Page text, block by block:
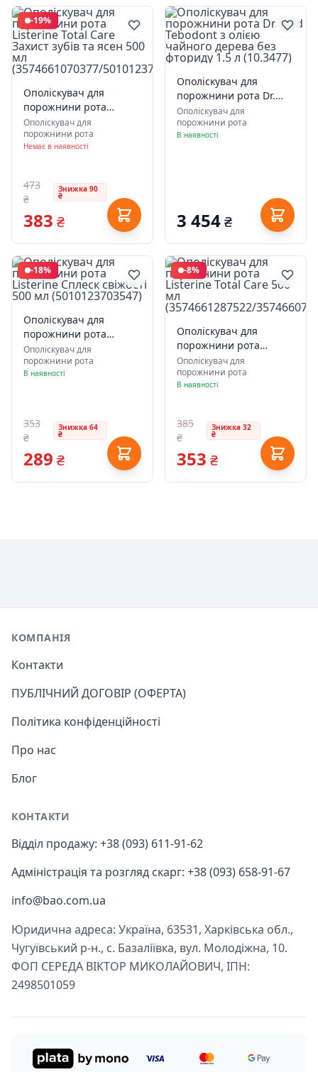
-19%
Ополіскувач для
порожнини рота
Listerine Total Care
Захист зубів та ясен
500 мл
Ополіскувач для
порожнини рота
Немає в наявності
473
₴
Знижка 90
₴
383 ₴
Ополіскувач для
порожнини рота Dr.
Wild Tebodont з олією
чайного дерева без
фториду 1.5 л (10.3477)
Ополіскувач для
порожнини рота
В наявності
3 454₴
-18%
Ополіскувач для
порожнини рота
Listerine Сплеск
свіжості 500 мл
(5010123703547)
Ополіскувач для
порожнини рота
В наявності
353
₴
Знижка 64
₴
289 ₴
-8%
Ополіскувач для
порожнини рота
Listerine Total Care 500
мл
(3574661287522/
Ополіскувач для
порожнини рота
В наявності
385
₴
Знижка 32
₴
353 ₴
Footer
КОМПАНІЯ
Контакти
ПУБЛІЧНИЙ ДОГОВІР (ОФЕРТА)
Політика конфіденційності
Про нас
Блог
КОНТАКТИ
Відділ продажу: +38 (093) 611-91-62
Адміністрація та розгляд скарг: +38 (093) 658-91-67
info@bao.com.ua
Юридична адреса: Україна, 63531, Харківська обл.,
Чугуївський р-н., с. Базаліївка, вул. Молодіжна, 10.
ФОП СЕРЕДА ВІКТОР МИКОЛАЙОВИЧ, ІПН:
2498501059